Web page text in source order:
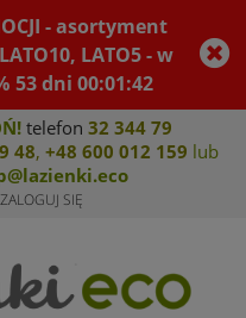
- asortyment
LATO5 - w
53dni00:01:42
telefon 32 344 79
48, +48 600 012 159 lub
ZALOGUJ SIĘ